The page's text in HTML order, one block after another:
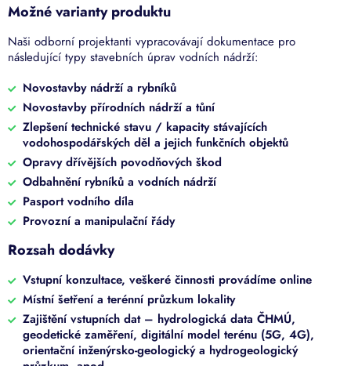
Možné varianty produktu
Naši odborní projektanti vypracovávají dokumentace pro
následující typy stavebních úprav vodních nádrží:
Novostavby nádrží a rybníků
Novostavby přírodních nádrží a tůní
Zlepšení technické stavu / kapacity stávajících
vodohospodářských děl a jejich funkčních objektů
Opravy dřívějších povodňových škod
Odbahnění rybníků a vodních nádrží
Pasport vodního díla
Provozní a manipulační řády
Rozsah dodávky
Vstupní konzultace, veškeré činnosti provádíme online
Místní šetření a terénní průzkum lokality
Zajištění vstupních dat – hydrologická data ČHMÚ,
geodetické zaměření, digitální model terénu (5G, 4G),
orientační inženýrsko-geologický a hydrogeologický